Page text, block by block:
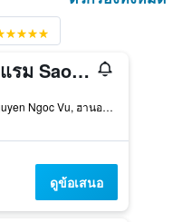
โรงแรม Sao Nguyen Ngoc Vu
43 Nguyen Ngoc Vu, ฮานอย, เวียดนาม
ดูข้อเสนอ